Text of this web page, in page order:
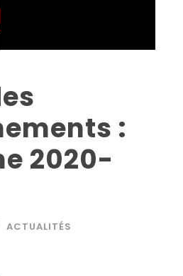
:
2020-
ACTUALITÉS